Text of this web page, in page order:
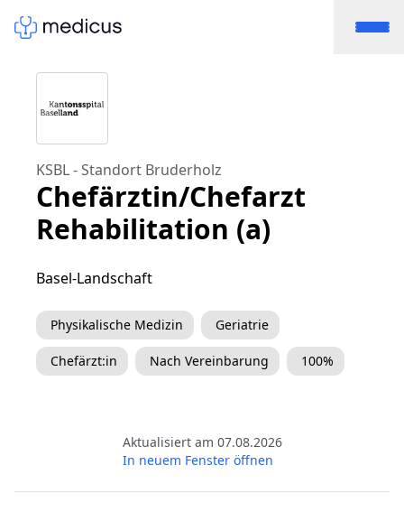
KSBL - Standort Bruderholz
Chefärztin/Chefarzt
Rehabilitation (a)
Basel-Landschaft
Physikalische Medizin Geriatrie
Chefärzt:in Nach Vereinbarung 100%
Aktualisiert am 07.08.2026
In neuem Fenster öffnen